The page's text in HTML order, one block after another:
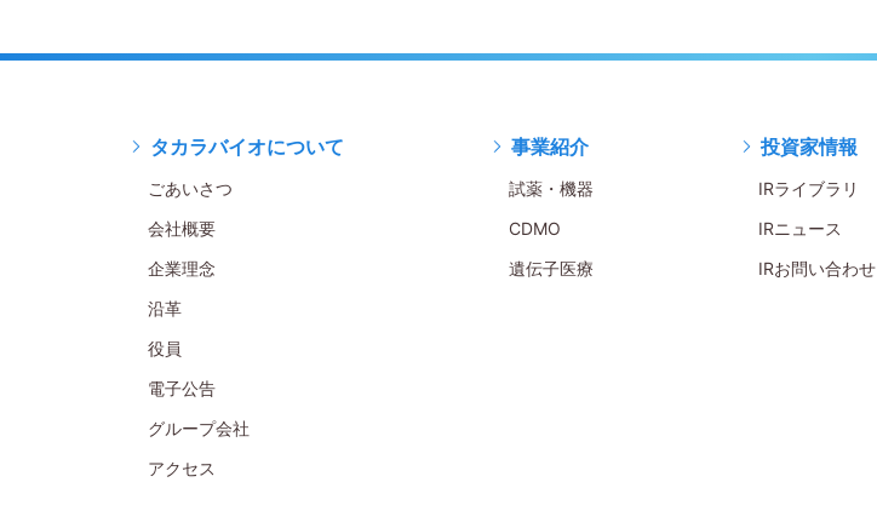
タカラバイオについて
ごあいさつ
会社概要
企業理念
沿革
役員
電子公告
グループ会社
アクセス
事業紹介
試薬・機器
CDMO
遺伝子医療
投資家情報
IRライブラリ
IRニュース
IRお問い合わせ